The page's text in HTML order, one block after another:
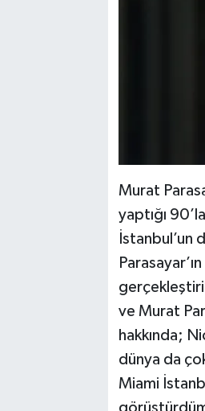
Murat
yaptığı
İstanbul’un
ve Murat
hakkında;
dünya da
Miami